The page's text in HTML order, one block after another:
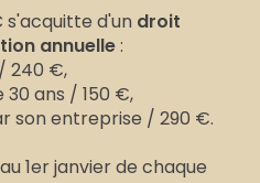
s'acquitte d'un droit
annuelle:
240 €,
ans / 150 €,
son entreprise / 290 €.
1er janvier de chaque